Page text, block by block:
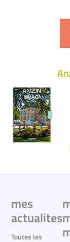
mes
actualites
Toutes les